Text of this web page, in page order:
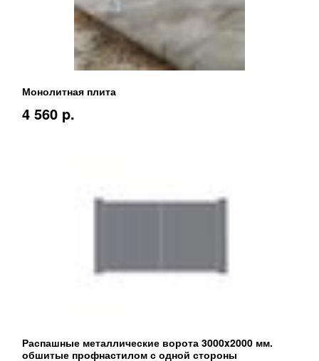
Монолитная плита
4 560 p.
Распашные металлические ворота 3000x2000 мм.
обшитые профнастилом с одной стороны